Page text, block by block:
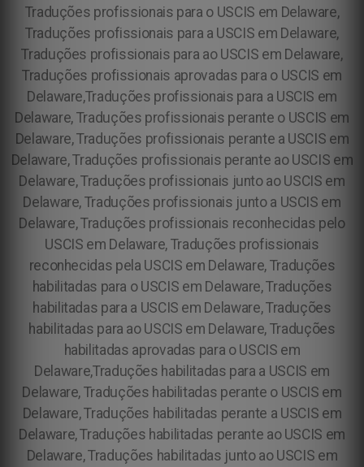
Traduções profissionais para o USCIS em Delaware,
Traduções profissionais para a USCIS em Delaware,
Traduções profissionais para ao USCIS em Delaware,
Traduções profissionais aprovadas para o USCIS em
Delaware,Traduções profissionais para a USCIS em
Delaware, Traduções profissionais perante o USCIS em
Delaware, Traduções profissionais perante a USCIS em
Delaware, Traduções profissionais perante ao USCIS em
Delaware, Traduções profissionais junto ao USCIS em
Delaware, Traduções profissionais junto a USCIS em
Delaware, Traduções profissionais reconhecidas pelo
USCIS em Delaware, Traduções profissionais
reconhecidas pela USCIS em Delaware, Traduções
habilitadas para o USCIS em Delaware, Traduções
habilitadas para a USCIS em Delaware, Traduções
habilitadas para ao USCIS em Delaware, Traduções
habilitadas aprovadas para o USCIS em
Delaware,Traduções habilitadas para a USCIS em
Delaware, Traduções habilitadas perante o USCIS em
Delaware, Traduções habilitadas perante a USCIS em
Delaware, Traduções habilitadas perante ao USCIS em
Delaware, Traduções habilitadas junto ao USCIS em